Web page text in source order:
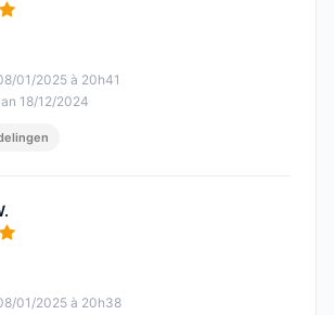
5 van 5
01/2025 à 20h41
18/12/2024
5 van 5
01/2025 à 20h38